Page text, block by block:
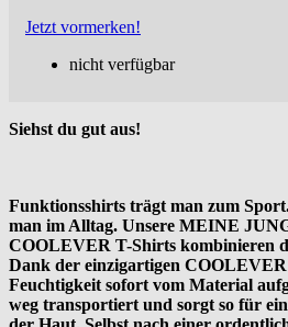
Jetzt vormerken!
nicht verfügbar
Siehst du gut aus!
Funktionsshirts trägt man zum
man im Alltag. Unsere MEINE
COOLEVER T-Shirts kombinieren
Dank der einzigartigen
Feuchtigkeit sofort vom Material
weg transportiert und sorgt so für